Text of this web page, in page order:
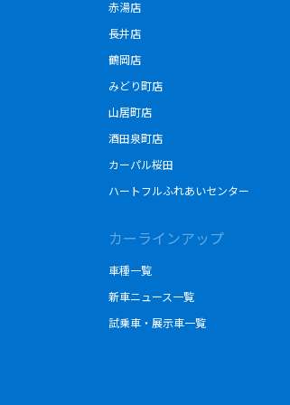
赤湯店
長井店
鶴岡店
みどり町店
山居町店
酒田泉町店
カーパル桜田
ハートフルふれあいセンター
カーラインアップ
車種一覧
新車ニュース一覧
試乗車・展示車一覧